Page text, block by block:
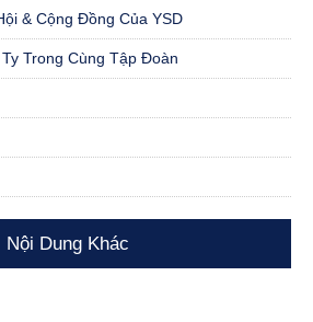
& Cộng Đồng Của YSD
Trong Cùng Tập Đoàn
Nội Dung Khác